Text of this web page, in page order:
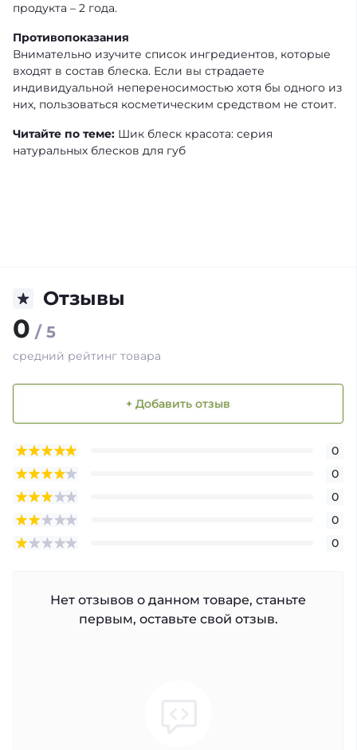
продукта – 2 года.
Противопоказания
Внимательно изучите список ингредиентов, которые
входят в состав блеска. Если вы страдаете
индивидуальной непереносимостью хотя бы одного из
них, пользоваться косметическим средством не стоит.
Читайте по теме: Шик блеск красота: серия
натуральных блесков для губ
Отзывы
0 / 5
средний рейтинг товара
+ Добавить отзыв
0
0
0
0
0
Нет отзывов о данном товаре, станьте
первым, оставьте свой отзыв.